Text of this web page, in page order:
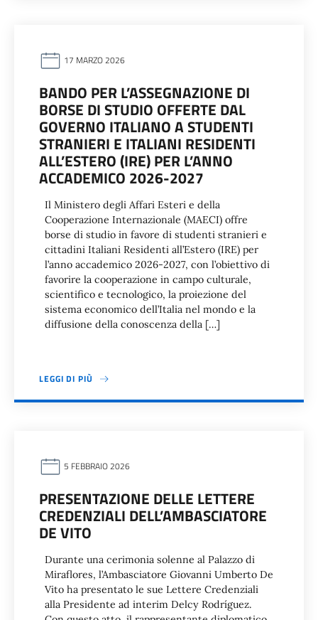
17 MARZO 2026
BANDO PER L’ASSEGNAZIONE DI
BORSE DI STUDIO OFFERTE DAL
GOVERNO ITALIANO A STUDENTI
STRANIERI E ITALIANI RESIDENTI
ALL’ESTERO (IRE) PER L’ANNO
ACCADEMICO 2026-2027
Il Ministero degli Affari Esteri e della
Cooperazione Internazionale (MAECI) offre
borse di studio in favore di studenti stranieri e
cittadini Italiani Residenti all’Estero (IRE) per
l’anno accademico 2026-2027, con l’obiettivo di
favorire la cooperazione in campo culturale,
scientifico e tecnologico, la proiezione del
sistema economico dell’Italia nel mondo e la
diffusione della conoscenza della […]
LEGGI DI PIÙ
5 FEBBRAIO 2026
PRESENTAZIONE DELLE LETTERE
CREDENZIALI DELL’AMBASCIATORE
DE VITO
Durante una cerimonia solenne al Palazzo di
Miraflores, l’Ambasciatore Giovanni Umberto De
Vito ha presentato le sue Lettere Credenziali
alla Presidente ad interim Delcy Rodríguez.